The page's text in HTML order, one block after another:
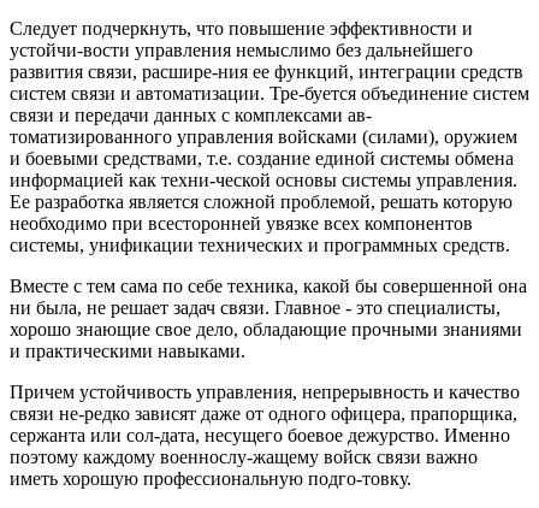
Следует подчеркнуть, что повышение эффективности и
устойчи-вости управления немыслимо без дальнейшего
развития связи, расшире-ния ее функций, интеграции средств
систем связи и автоматизации. Тре-буется объединение систем
связи и передачи данных с комплексами ав-
томатизированного управления войсками (силами), оружием
и боевыми средствами, т.е. создание единой системы обмена
информацией как техни-ческой основы системы управления.
Ее разработка является сложной проблемой, решать которую
необходимо при всесторонней увязке всех компонентов
системы, унификации технических и программных средств.
Вместе с тем сама по себе техника, какой бы совершенной она
ни была, не решает задач связи. Главное - это специалисты,
хорошо знающие свое дело, обладающие прочными знаниями
и практическими навыками.
Причем устойчивость управления, непрерывность и качество
связи не-редко зависят даже от одного офицера, прапорщика,
сержанта или сол-дата, несущего боевое дежурство. Именно
поэтому каждому военнослу-жащему войск связи важно
иметь хорошую профессиональную подго-товку.